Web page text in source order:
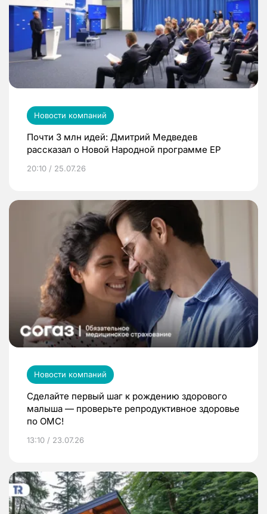
Новости компаний
Почти 3 млн идей: Дмитрий Медведев
рассказал о Новой Народной программе ЕР
20:10 / 25.07.26
Новости компаний
Сделайте первый шаг к рождению здорового
малыша — проверьте репродуктивное здоровье
по ОМС!
13:10 / 23.07.26